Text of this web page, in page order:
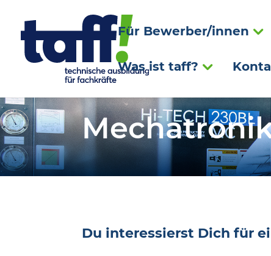
Für Bewerber/innen
Was ist taff?
Du interessierst Dich für